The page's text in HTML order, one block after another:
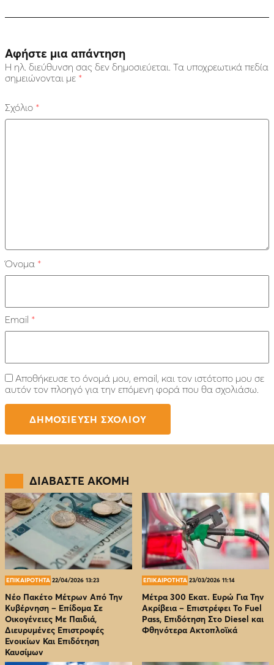
Αφήστε μια απάντηση
Η ηλ. διεύθυνση σας δεν δημοσιεύεται. Τα υποχρεωτικά πεδία
σημειώνονται με *
Σχόλιο *
Όνομα *
Email *
Αποθήκευσε το όνομά μου, email, και τον ιστότοπο μου σε
αυτόν τον πλοηγό για την επόμενη φορά που θα σχολιάσω.
ΔΙΑΒΑΣΤΕ ΑΚΟΜΗ
ΕΠΙΚΑΙΡΟΤΗΤΑ 22/04/2026 13:23
Νέο Πακέτο Μέτρων Από Την
Κυβέρνηση – Επίδομα Σε
Οικογένειες Με Παιδιά,
Διευρυμένες Επιστροφές
Ενοικίων Και Επιδότηση
Καυσίμων
ΕΠΙΚΑΙΡΟΤΗΤΑ 23/03/2026 11:14
Μέτρα 300 Εκατ. Ευρώ Για Την
Ακρίβεια – Επιστρέφει Το Fuel
Pass, Επιδότηση Στο Diesel και
Φθηνότερα Ακτοπλοϊκά